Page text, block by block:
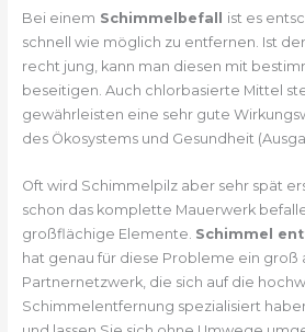
Bei einem Schimmelbefall ist es
schnell wie möglich zu entfernen. Ist
recht jung, kann man diesen mit
beseitigen. Auch chlorbasierte Mittel
gewährleisten eine sehr gute
des Ökosystems und Gesundheit
Oft wird Schimmelpilz aber sehr spät
schon das komplette Mauerwerk
großflächige Elemente. Schimmel
hat genau für diese Probleme ein groß
Partnernetzwerk, die sich auf die
Schimmelentfernung spezialisiert